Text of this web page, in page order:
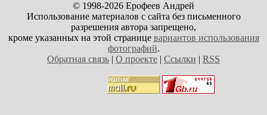
© 1998-2026 Ерофеев Андрей
Использование материалов с сайта без письменного
разрешения автора запрещено,
кроме указанных на этой странице вариантов использования
фотографий.
Обратная связь | О проекте | Ссылки | RSS